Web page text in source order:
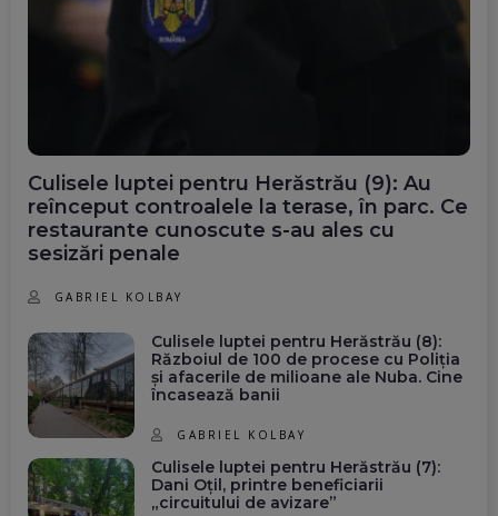
Culisele luptei pentru Herăstrău (9): Au
reînceput controalele la terase, în parc. Ce
restaurante cunoscute s-au ales cu
sesizări penale
GABRIEL KOLBAY
Culisele luptei pentru Herăstrău (8):
Războiul de 100 de procese cu Poliția
și afacerile de milioane ale Nuba. Cine
încasează banii
GABRIEL KOLBAY
Culisele luptei pentru Herăstrău (7):
Dani Oțil, printre beneficiarii
„circuitului de avizare”